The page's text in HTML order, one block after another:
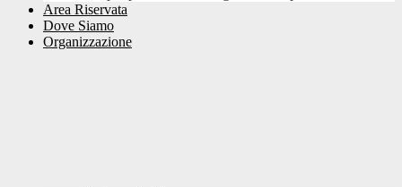
Area Riservata
Dove Siamo
Organizzazione